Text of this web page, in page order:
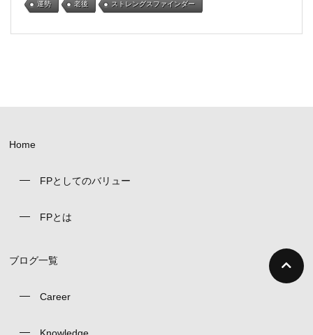
運勢 老後 ストレングスファインダー
Home
FPとしてのバリュー
FPとは
ブログ一覧
Career